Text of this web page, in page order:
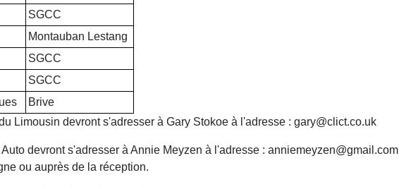
SGCC
Montauban Lestang
SGCC
SGCC
Brive
Limousin devront s'adresser à Gary Stokoe à l'adresse : gary@clict.co.uk
devront s'adresser à Annie Meyzen à l'adresse : anniemeyzen@gmail.com
ou auprès de la réception.